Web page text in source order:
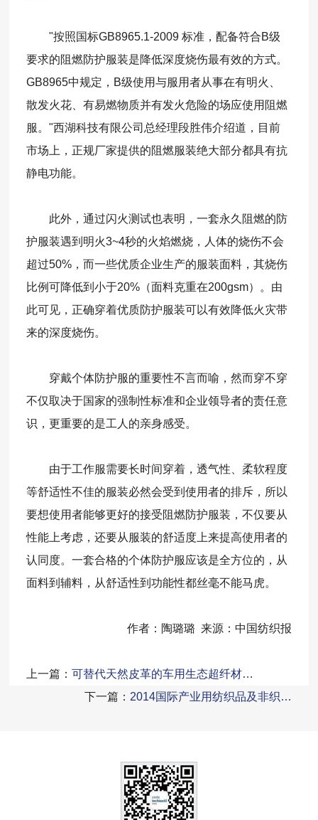
"按照国标GB8965.1-2009 标准，配备符合B级
要求的阻燃防护服装是降低深度烧伤最有效的方式。
GB8965中规定，B级使用与服用者从事在有明火、
散发火花、有易燃物质并有发火危险的场应使用阻燃
服。"西湖科技有限公司总经理段胜伟介绍道，目前
市场上，正规厂家提供的阻燃服装绝大部分都具有抗
静电功能。
此外，通过闪火测试也表明，一套永久阻燃的防
护服装遇到明火3~4秒的火焰燃烧，人体的烧伤不会
超过50%，而一些优质企业生产的服装面料，其烧伤
比例可降低到小于20%（面料克重在200gsm）。由
此可见，正确穿着优质防护服装可以有效降低火灾带
来的深度烧伤。
穿戴个体防护服的重要性不言而喻，然而穿不穿
不仅取决于国家的强制性标准和企业领导者的责任意
识，更重要的是工人的亲身感受。
由于工作服需要长时间穿着，透气性、柔软程度
等舒适性不佳的服装必然会受到使用者的排斥，所以
要想使用者能够更好的接受阻燃防护服装，不仅要从
性能上考虑，还要从服装的舒适度上来提高使用者的
认同度。一套合格的个体防护服应该是全方位的，从
面料到辅料，从舒适性到功能性都丝毫不能马虎。
作者：陶璐璐 来源：中国纺织报
上一篇：可替代天然皮革的车用生态超纤材…
下一篇： 2014国际产业用纺织品及非织…